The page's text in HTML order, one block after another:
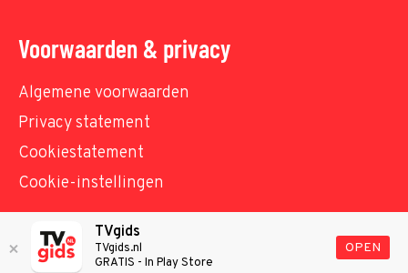
Voorwaarden & privacy
Algemene voorwaarden
Privacy statement
Cookiestatement
Cookie-instellingen
© TVgids.nl 2026 - All rights reserved. No text and
datamining.
TVgids
TVgids.nl
GRATIS - In Play Store
OPEN